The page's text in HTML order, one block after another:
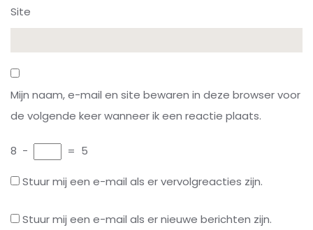
Site
Mijn naam, e-mail en site bewaren in deze browser voor
de volgende keer wanneer ik een reactie plaats.
8 − = 5
Stuur mij een e-mail als er vervolgreacties zijn.
Stuur mij een e-mail als er nieuwe berichten zijn.